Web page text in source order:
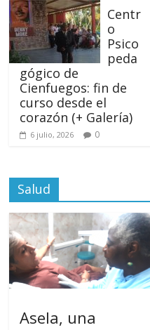
Centr
o
Psico
peda
gógico de
Cienfuegos: fin de
curso desde el
corazón (+ Galería)
6 julio, 2026 0
Salud
Asela, una